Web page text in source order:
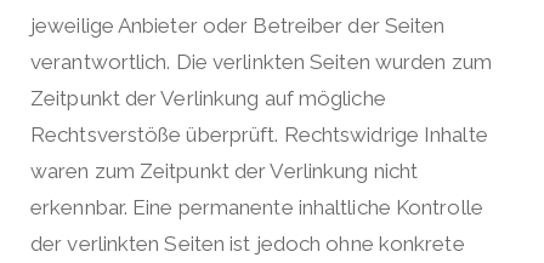
jeweilige Anbieter oder Betreiber der Seiten
verantwortlich. Die verlinkten Seiten wurden zum
Zeitpunkt der Verlinkung auf mögliche
Rechtsverstöße überprüft. Rechtswidrige Inhalte
waren zum Zeitpunkt der Verlinkung nicht
erkennbar. Eine permanente inhaltliche Kontrolle
der verlinkten Seiten ist jedoch ohne konkrete